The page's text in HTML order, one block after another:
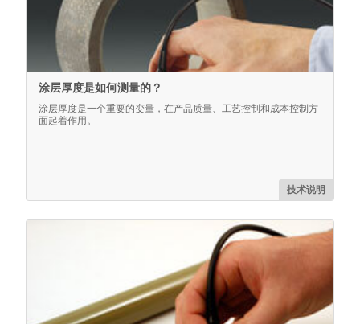
探头脚环
了解更多
涂层厚度是如何测量的？
涂层厚度是一个重要的变量，在产品质量、工艺控制和成本控制方
面起着作用。
技术说明